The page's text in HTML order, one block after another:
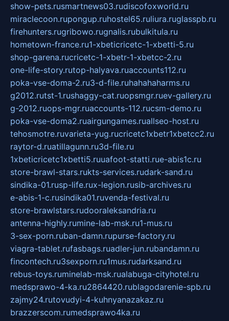
show-pets.rusmartnews03.rudiscofoxworld.ru
miraclecoon.rupongup.ruhostel65.ruliura.ruglasspb.ru
firehunters.rugribowo.rugnalis.rubulkitula.ru
hometown-france.ru1-xbeticricetc-1-xbetti-5.ru
shop-garena.rucricetc-1-xbetr-1-xbetcc-2.ru
one-life-story.rutop-halyava.ruaccounts112.ru
poka-vse-doma-2.ru3-d-file.ruhahahaharms.ru
g2012.rutst-1.rushaggy-cat.ruopsmgr.ruev-gallery.ru
g-2012.ruops-mgr.ruaccounts-112.rucsm-demo.ru
poka-vse-doma2.ruairgungames.ruallseo-host.ru
tehosmotre.ruvarieta-yug.rucricetc1xbetr1xbetcc2.ru
raytor-d.ruatillagunn.ru3d-file.ru
1xbeticricetc1xbetti5.ruuafoot-statti.rue-abis1c.ru
store-brawl-stars.rukts-services.rudark-sand.ru
sindika-01.rusp-life.rux-legion.rusib-archives.ru
e-abis-1-c.rusindika01.ruvenda-festival.ru
store-brawlstars.rudooraleksandria.ru
antenna-highly.rumine-lab-msk.ru1-mus.ru
3-sex-porn.ruban-damn.rupurse-factory.ru
viagra-tablet.rufasbags.ruadler-jun.rubandamn.ru
fincontech.ru3sexporn.ru1mus.rudarksand.ru
rebus-toys.ruminelab-msk.rualabuga-cityhotel.ru
medsprawo-4-ka.ru2864420.rublagodarenie-spb.ru
zajmy24.rutovudyi-4-kuhnyanazakaz.ru
brazzerscom.rumedsprawo4ka.ru